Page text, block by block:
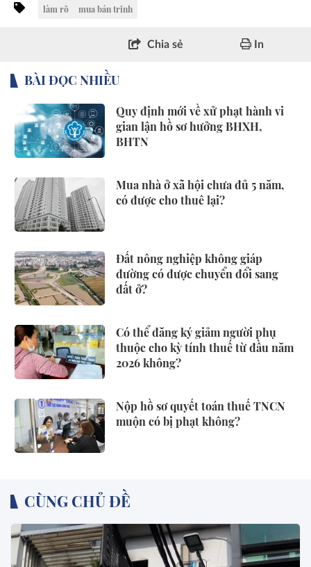
làm rõ mua bán trinh
Chia sẻ In
BÀI ĐỌC NHIỀU
Quy định mới về xử phạt hành vi
gian lận hồ sơ hưởng BHXH,
BHTN
Mua nhà ở xã hội chưa đủ 5 năm,
có được cho thuê lại?
Đất nông nghiệp không giáp
đường có được chuyển đổi sang
đất ở?
Có thể đăng ký giảm người phụ
thuộc cho kỳ tính thuế từ đầu năm
2026 không?
Nộp hồ sơ quyết toán thuế TNCN
muộn có bị phạt không?
CÙNG CHỦ ĐỀ